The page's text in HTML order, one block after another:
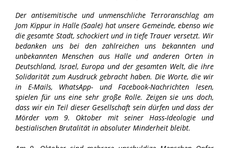
Der antisemitische und unmenschliche Terroranschlag am
Jom Kippur in Halle (Saale) hat unsere Gemeinde, ebenso wie
die gesamte Stadt, schockiert und in tiefe Trauer versetzt. Wir
bedanken uns bei den zahlreichen uns bekannten und
unbekannten Menschen aus Halle und anderen Orten in
Deutschland, Israel, Europa und der gesamten Welt, die ihre
Solidarität zum Ausdruck gebracht haben. Die Worte, die wir
in E-Mails, WhatsApp- und Facebook-Nachrichten lesen,
spielen für uns eine sehr große Rolle. Zeigen sie uns doch,
dass wir ein Teil dieser Gesellschaft sein dürfen und dass der
Mörder vom 9. Oktober mit seiner Hass-Ideologie und
bestialischen Brutalität in absoluter Minderheit bleibt.